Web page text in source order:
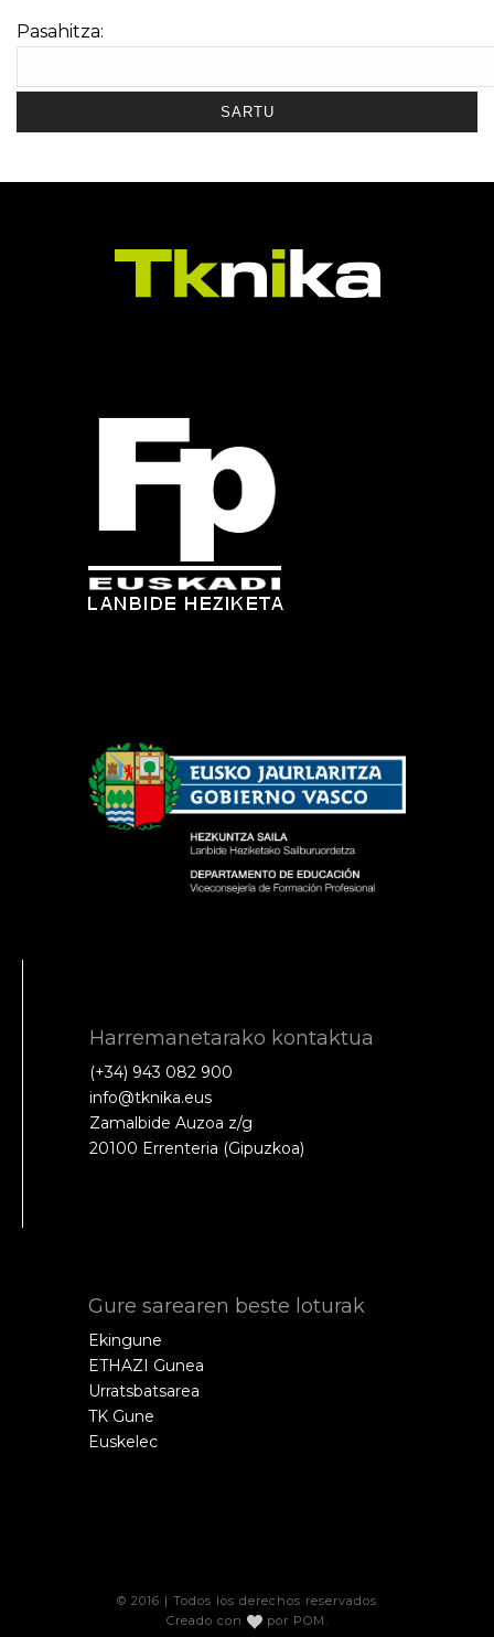
Pasahitza:
Harremanetarako kontaktua
(+34) 943 082 900
info@tknika.eus
Zamalbide Auzoa z/g
20100 Errenteria (Gipuzkoa)
Gure sarearen beste loturak
Ekingune
ETHAZI Gunea
Urratsbatsarea
TK Gune
Euskelec
© 2016 | Todos los derechos reservados
Creado con
por POM